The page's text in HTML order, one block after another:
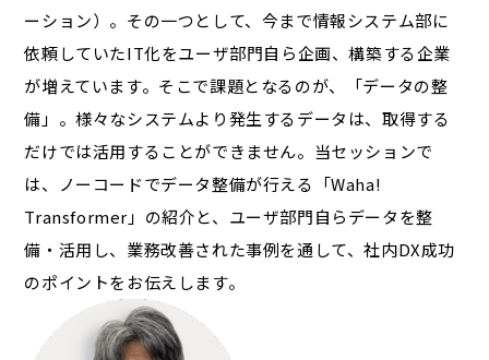
ーション）。その一つとして、今まで情報システム部に
依頼していたIT化をユーザ部門自ら企画、構築する企業
が増えています。そこで課題となるのが、「データの整
備」。様々なシステムより発生するデータは、取得する
だけでは活用することができません。当セッションで
は、ノーコードでデータ整備が行える「Waha!
Transformer」の紹介と、ユーザ部門自らデータを整
備・活用し、業務改善された事例を通して、社内DX成功
のポイントをお伝えします。